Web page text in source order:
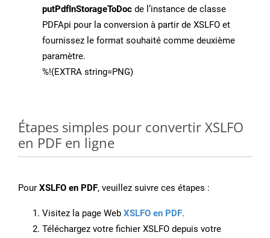
putPdfInStorageToDoc de l’instance de classe
PDFApi pour la conversion à partir de XSLFO et
fournissez le format souhaité comme deuxième
paramètre.
%!(EXTRA string=PNG)
Étapes simples pour convertir XSLFO
en PDF en ligne
Pour XSLFO en PDF, veuillez suivre ces étapes :
Visitez la page Web XSLFO en PDF.
Téléchargez votre fichier XSLFO depuis votre